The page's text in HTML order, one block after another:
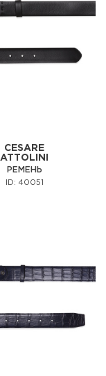
CESARE
ATTOLINI
РЕМЕНЬ
ID: 40051